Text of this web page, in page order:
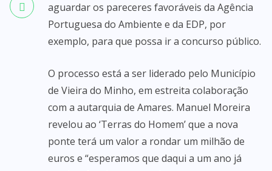
aguardar os pareceres favoráveis da Agência
Portuguesa do Ambiente e da EDP, por
exemplo, para que possa ir a concurso público.
O processo está a ser liderado pelo Município
de Vieira do Minho, em estreita colaboração
com a autarquia de Amares. Manuel Moreira
revelou ao ‘Terras do Homem’ que a nova
ponte terá um valor a rondar um milhão de
euros e “esperamos que daqui a um ano já